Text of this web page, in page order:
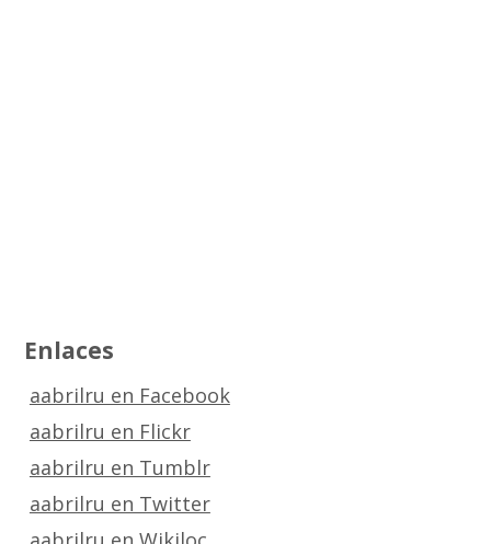
Enlaces
aabrilru en Facebook
aabrilru en Flickr
aabrilru en Tumblr
aabrilru en Twitter